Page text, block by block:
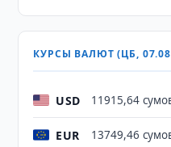
КУРСЫ ВАЛЮТ (ЦБ,
USD 11915,64
EUR 13749,46